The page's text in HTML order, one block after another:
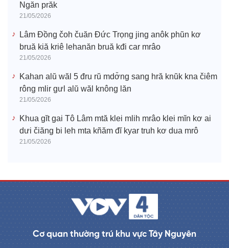
Ngăn prăk
21/05/2026
Lâm Đồng čoh čuăn Đức Trọng jing anôk phŭn kơ
bruă kiă kriê lehanăn bruă kđi car mrâo
21/05/2026
Kahan alŭ wăl 5 đru rŭ mdơ̆ng sang hră knŭk kna čiêm
rông mlir gưl alŭ wăl knông lăn
21/05/2026
Khua gĭt gai Tô Lâm mtă klei mlih mrâo klei mĭn kơ ai
dưi čiăng bi leh mta kñăm đĭ kyar truh kơ dua mrô
21/05/2026
Cơ quan thường trú khu vực Tây Nguyên